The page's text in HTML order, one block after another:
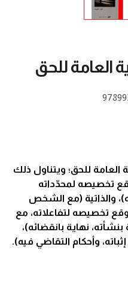
العامة للحق
العامة للحق؛ ويتناول ذلك
تخصيصه لمحدّداته
والذاتية (مع الشخص
: وقع تخصيصه لتفاعلاته، مع
نهاية بانقضائه)،
وأحكام التقاضي فيه).